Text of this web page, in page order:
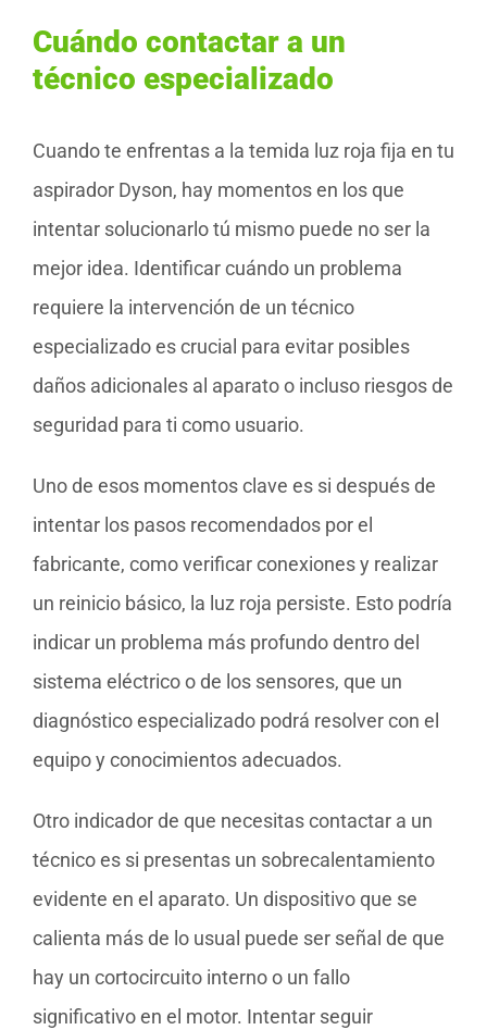
Cuándo contactar a un
técnico especializado
Cuando te enfrentas a la temida luz roja fija en tu
aspirador Dyson, hay momentos en los que
intentar solucionarlo tú mismo puede no ser la
mejor idea. Identificar cuándo un problema
requiere la intervención de un técnico
especializado es crucial para evitar posibles
daños adicionales al aparato o incluso riesgos de
seguridad para ti como usuario.
Uno de esos momentos clave es si después de
intentar los pasos recomendados por el
fabricante, como verificar conexiones y realizar
un reinicio básico, la luz roja persiste. Esto podría
indicar un problema más profundo dentro del
sistema eléctrico o de los sensores, que un
diagnóstico especializado podrá resolver con el
equipo y conocimientos adecuados.
Otro indicador de que necesitas contactar a un
técnico es si presentas un sobrecalentamiento
evidente en el aparato. Un dispositivo que se
calienta más de lo usual puede ser señal de que
hay un cortocircuito interno o un fallo
significativo en el motor. Intentar seguir